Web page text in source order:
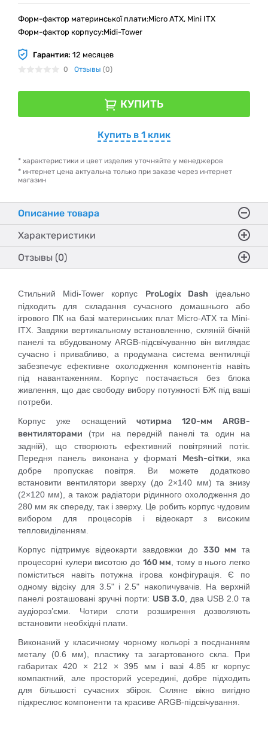
Форм-фактор материнської плати:Micro ATX, Mini ITX
Форм-фактор корпусу:Midi-Tower
Гарантия: 12 месяцев
0 Отзывы (0)
КУПИТЬ
Купить в 1 клик
* характеристики и цвет изделия уточняйте у менеджеров
* интернет цена актуальна только при заказе через интернет
магазин
Описание товара
Характеристики
Отзывы (0)
Стильний Midi-Tower корпус ProLogix Dash ідеально
підходить для складання сучасного домашнього або
ігрового ПК на базі материнських плат Micro-ATX та Mini-
ITX. Завдяки вертикальному встановленню, скляній бічній
панелі та вбудованому ARGB-підсвічуванню він виглядає
сучасно і привабливо, а продумана система вентиляції
забезпечує ефективне охолодження компонентів навіть
під навантаженням. Корпус постачається без блока
живлення, що дає свободу вибору потужності БЖ під ваші
потреби.
Корпус уже оснащенийчотирма 120-мм ARGB-
вентиляторами (три на передній панелі та один на
задній), що створюють ефективний повітряний потік.
Передня панель виконана у форматі Mesh-сітки , яка
добре пропускає повітря. Ви можете додатково
встановити вентилятори зверху (до 2×140 мм) та знизу
(2×120 мм), а також радіатори рідинного охолодження до
280 мм як спереду, так і зверху. Це робить корпус чудовим
вибором для процесорів і відеокарт з високим
тепловиділенням.
Корпус підтримує відеокарти завдовжки до 330 мм та
процесорні кулери висотою до 160 мм , тому в нього легко
поміститься навіть потужна ігрова конфігурація. Є по
одному відсіку для 3.5" і 2.5" накопичувачів. На верхній
панелі розташовані зручні порти: USB 3.0 , два USB 2.0 та
аудіороз’єми. Чотири слоти розширення дозволяють
встановити необхідні плати.
Виконаний у класичному чорному кольорі з поєднанням
металу (0.6 мм), пластику та загартованого скла. При
габаритах 420 × 212 × 395 мм і вазі 4.85 кг корпус
компактний, але просторий усередині, добре підходить
для більшості сучасних збірок. Скляне вікно вигідно
підкреслює компоненти та красиве ARGB-підсвічування.